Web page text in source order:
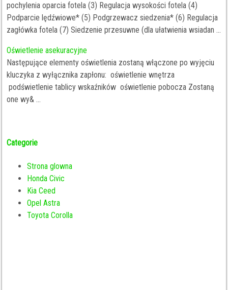
pochylenia oparcia fotela (3) Regulacja wysokości fotela (4)
Podparcie lędźwiowe* (5) Podgrzewacz siedzenia* (6) Regulacja
zagłówka fotela (7) Siedzenie przesuwne (dla ułatwienia wsiadan ...
Oświetlenie asekuracyjne
Następujące elementy oświetlenia zostaną włączone po wyjęciu
kluczyka z wyłącznika zapłonu: oświetlenie wnętrza
podświetlenie tablicy wskaźników oświetlenie pobocza Zostaną
one wy& ...
Categorie
Strona glowna
Honda Civic
Kia Ceed
Opel Astra
Toyota Corolla